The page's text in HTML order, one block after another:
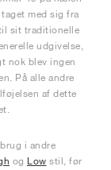
med sig fra
sit traditionelle
udgivelse,
nok blev ingen
På alle andre
af dette
i andre
og Low stil, før